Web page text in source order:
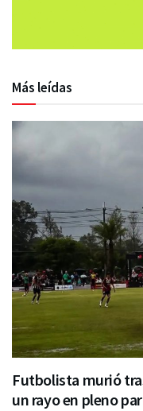
Más leídas
Futbolista murió
un rayo en pleno